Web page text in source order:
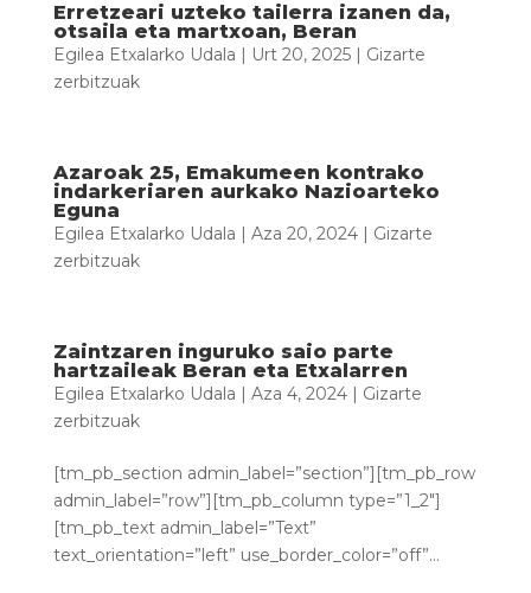
Erretzeari uzteko tailerra izanen da,
otsaila eta martxoan, Beran
Egilea Etxalarko Udala | Urt 20, 2025| Gizarte
zerbitzuak
Azaroak 25, Emakumeen kontrako
indarkeriaren aurkako Nazioarteko
Eguna
Egilea Etxalarko Udala | Aza 20, 2024| Gizarte
zerbitzuak
Zaintzaren inguruko saio parte
hartzaileak Beran eta Etxalarren
Egilea Etxalarko Udala | Aza 4, 2024| Gizarte
zerbitzuak
[tm_pb_section admin_label=”section”][tm_pb_row
admin_label=”row”][tm_pb_column type=”1_2″]
[tm_pb_text admin_label=”Text”
text_orientation=”left” use_border_color=”off”...